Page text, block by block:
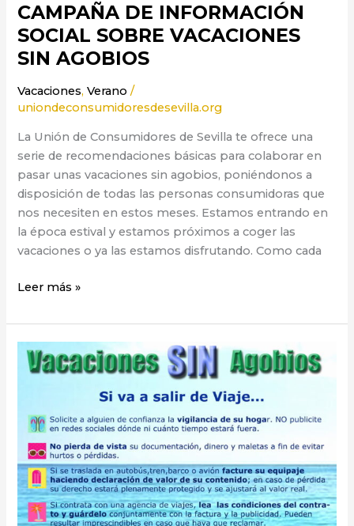
CAMPAÑA DE INFORMACIÓN
SOCIAL SOBRE VACACIONES
SIN AGOBIOS
Vacaciones,Verano /
uniondeconsumidoresdesevilla.org
La Unión de Consumidores de Sevilla te ofrece una
serie de recomendaciones básicas para colaborar en
pasar unas vacaciones sin agobios, poniéndonos a
disposición de todas las personas consumidoras que
nos necesiten en estos meses. Estamos entrando en
la época estival y estamos próximos a coger las
vacaciones o ya las estamos disfrutando. Como cada
Leer más »
Campaña
informativa
#DiversionyDerechos